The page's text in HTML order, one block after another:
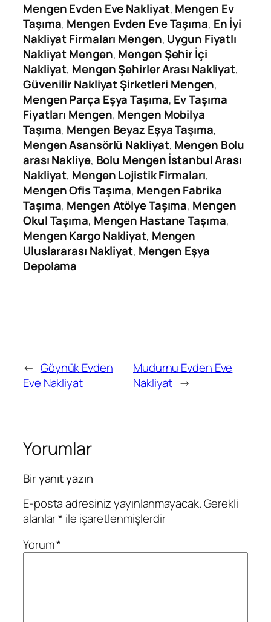
Mengen Evden Eve Nakliyat, Mengen Ev
Taşıma, Mengen Evden Eve Taşıma, En İyi
Nakliyat Firmaları Mengen, Uygun Fiyatlı
Nakliyat Mengen, Mengen Şehir İçi
Nakliyat, Mengen Şehirler Arası Nakliyat,
Güvenilir Nakliyat Şirketleri Mengen,
Mengen Parça Eşya Taşıma, Ev Taşıma
Fiyatları Mengen, Mengen Mobilya
Taşıma, Mengen Beyaz Eşya Taşıma,
Mengen Asansörlü Nakliyat, Mengen Bolu
arası Nakliye, Bolu Mengen İstanbul Arası
Nakliyat, Mengen Lojistik Firmaları,
Mengen Ofis Taşıma, Mengen Fabrika
Taşıma, Mengen Atölye Taşıma, Mengen
Okul Taşıma, Mengen Hastane Taşıma,
Mengen Kargo Nakliyat, Mengen
Uluslararası Nakliyat, Mengen Eşya
Depolama
← Göynük Evden
Eve Nakliyat
Mudurnu Evden Eve
Nakliyat →
Yorumlar
Bir yanıt yazın
E-posta adresiniz yayınlanmayacak.Gerekli
alanlar* ile işaretlenmişlerdir
Yorum*